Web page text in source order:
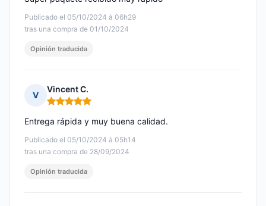
Publicado el 05/10/2024 à 06h29
tras una compra de 01/10/2024
Opinión traducida
V
Vincent C.
Nota: 5 de 5
Publicado el 05/10/2024 à 05h14
tras una compra de 28/09/2024
Entrega rápida y muy buena calidad.
Opinión traducida